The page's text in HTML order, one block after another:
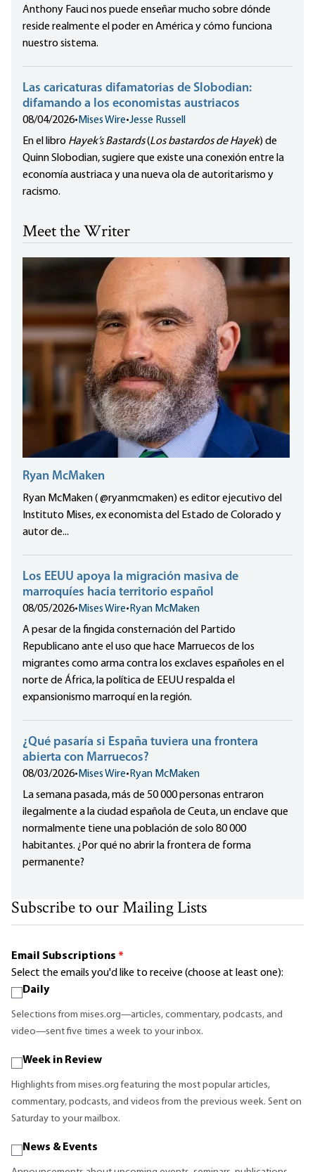
Anthony Fauci nos puede enseñar mucho sobre dónde
reside realmente el poder en América y cómo funciona
nuestro sistema.
Las caricaturas difamatorias de Slobodian:
difamando a los economistas austriacos
08/04/2026• Mises Wire•Jesse Russell
En el libro Hayek’s Bastards(Los bastardos de Hayek) de
Quinn Slobodian, sugiere que existe una conexión entre la
economía austriaca y una nueva ola de autoritarismo y
racismo.
Meet the Writer
Ryan McMaken
Ryan McMaken ( @ryanmcmaken) es editor ejecutivo del
Instituto Mises, ex economista del Estado de Colorado y
autor de...
Los EEUU apoya la migración masiva de
marroquíes hacia territorio español
08/05/2026• Mises Wire• Ryan McMaken
A pesar de la fingida consternación del Partido
Republicano ante el uso que hace Marruecos de los
migrantes como arma contra los exclaves españoles en el
norte de África, la política de EEUU respalda el
expansionismo marroquí en la región.
¿Qué pasaría si España tuviera una frontera
abierta con Marruecos?
08/03/2026• Mises Wire• Ryan McMaken
La semana pasada, más de 50 000 personas entraron
ilegalmente a la ciudad española de Ceuta, un enclave que
normalmente tiene una población de solo 80 000
habitantes. ¿Por qué no abrir la frontera de forma
permanente?
Subscribe to our Mailing Lists
Email Subscriptions *
Select the emails you'd like to receive (choose at least one):
Daily
Selections from mises.org—articles, commentary, podcasts, and
video—sent five times a week to your inbox.
Week in Review
Highlights from mises.org featuring the most popular articles,
commentary, podcasts, and videos from the previous week. Sent on
Saturday to your mailbox.
News & Events